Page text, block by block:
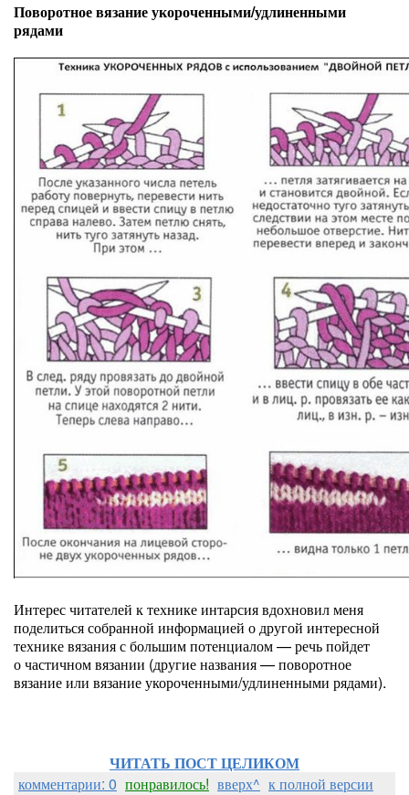
Поворотное вязание укороченными/удлиненными
рядами
Интерес читателей к технике интарсия вдохновил меня
поделиться собранной информацией о другой интересной
технике вязания с большим потенциалом — речь пойдет
о частичном вязании (другие названия — поворотное
вязание или вязание укороченными/удлиненными рядами).
ЧИТАТЬ ПОСТ ЦЕЛИКОМ
комментарии: 0 понравилось! вверх^ к полной версии